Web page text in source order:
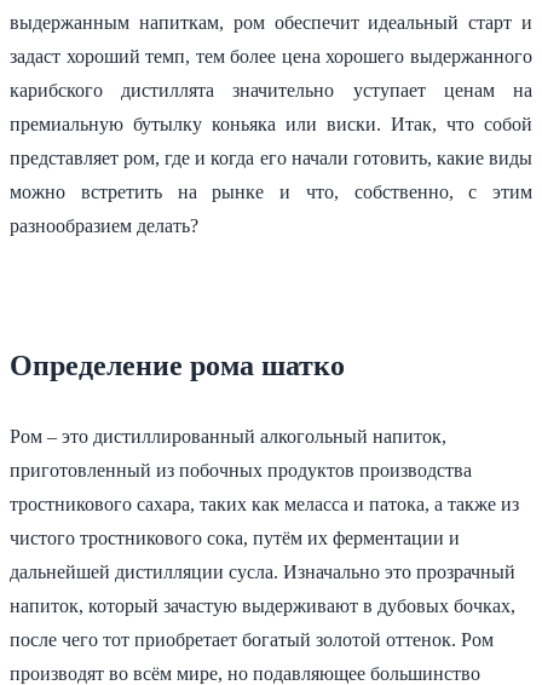
выдержанным напиткам, ром обеспечит идеальный старт и
задаст хороший темп, тем более цена хорошего выдержанного
карибского дистиллята значительно уступает ценам на
премиальную бутылку коньяка или виски. Итак, что собой
представляет ром, где и когда его начали готовить, какие виды
можно встретить на рынке и что, собственно, с этим
разнообразием делать?
Определение рома шатко
Ром – это дистиллированный алкогольный напиток,
приготовленный из побочных продуктов производства
тростникового сахара, таких как меласса и патока, а также из
чистого тростникового сока, путём их ферментации и
дальнейшей дистилляции сусла. Изначально это прозрачный
напиток, который зачастую выдерживают в дубовых бочках,
после чего тот приобретает богатый золотой оттенок. Ром
производят во всём мире, но подавляющее большинство